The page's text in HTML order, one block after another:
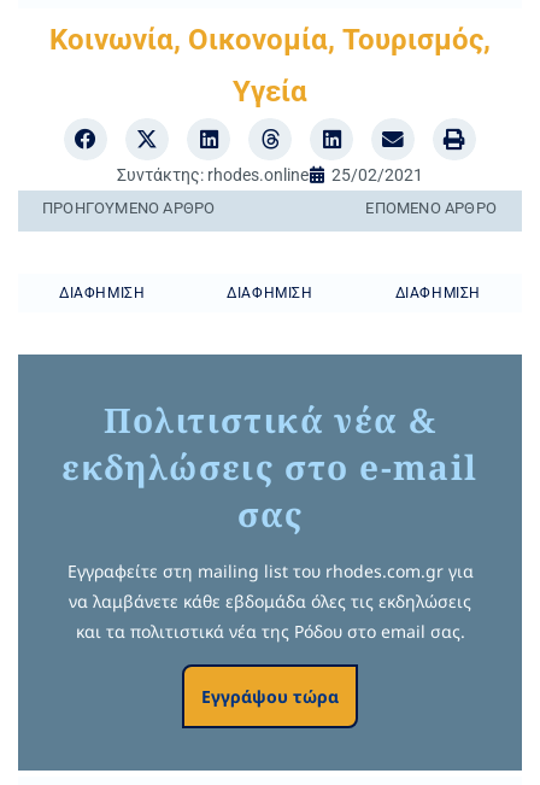
Κοινωνία, Οικονομία, Τουρισμός,
Υγεία
Συντάκτης: rhodes.online 25/02/2021
ΠΡΟΗΓΟΎΜΕΝO ΆΡΘΡΟ ΕΠΌΜΕΝΟ ΆΡΘΡΟ
ΔΙΑΦΉΜΙΣΗ ΔΙΑΦΉΜΙΣΗ ΔΙΑΦΉΜΙΣΗ
Πολιτιστικά νέα &
εκδηλώσεις στο e-mail
σας
Εγγραφείτε στη mailing list του rhodes.com.gr για
να λαμβάνετε κάθε εβδομάδα όλες τις εκδηλώσεις
και τα πολιτιστικά νέα της Ρόδου στο email σας.
Εγγράψου τώρα